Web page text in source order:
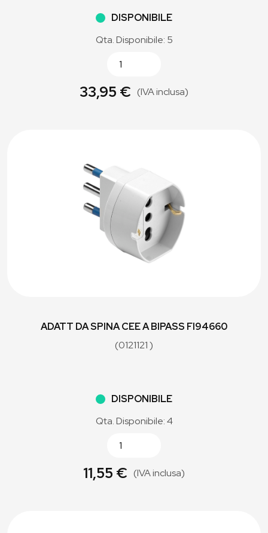
DISPONIBILE
Qta. Disponibile: 5
33,95 € (IVA inclusa)
ADATT DA SPINA CEE A BIPASS FI94660
(0121121 )
DISPONIBILE
Qta. Disponibile: 4
11,55 € (IVA inclusa)